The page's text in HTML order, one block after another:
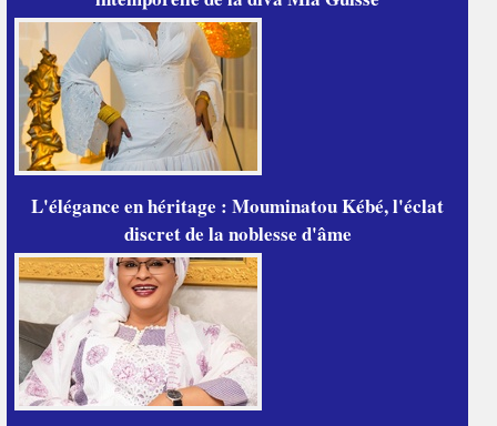
L'élégance en héritage : Mouminatou Kébé, l'éclat
discret de la noblesse d'âme